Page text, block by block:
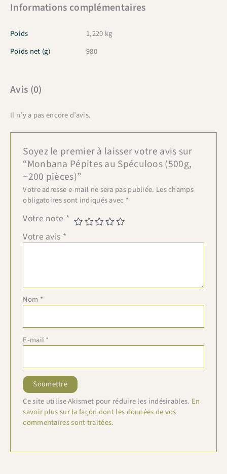
Informations complémentaires
Poids
1,220 kg
Poids net (g)
980
Avis (0)
Il n’y a pas encore d’avis.
Soyez le premier à laisser votre avis sur
“Monbana Pépites au Spéculoos (500g,
~200 pièces)”
Votre adresse e-mail ne sera pas publiée. Les champs
obligatoires sont indiqués avec *
Votre note *
Votre avis *
Nom *
E-mail *
Ce site utilise Akismet pour réduire les indésirables. En
savoir plus sur la façon dont les données de vos
commentaires sont traitées.